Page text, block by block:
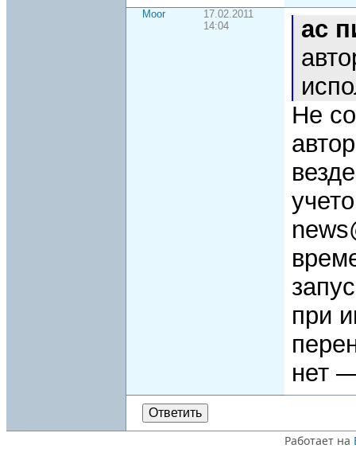
Moor
17.02.2011
14:04
ac
Не
при
нет
Ответить
Работает на